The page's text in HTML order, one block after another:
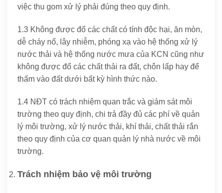
việc thu gom xử lý phải đúng theo quy định.
1.3 Không được đổ các chất có tính độc hại, ăn mòn,
dễ cháy nổ, lây nhiễm, phóng xạ vào hệ thống xử lý
nước thải và hệ thống nước mưa của KCN cũng như
không được đổ các chất thải ra đất, chôn lấp hay để
thấm vào đất dưới bất kỳ hình thức nào.
1.4 NĐT có trách nhiệm quan trắc và giám sát môi
trường theo quy định, chi trả đầy đủ các phí về quản
lý môi trường, xử lý nước thải, khí thải, chất thải rắn
theo quy định của cơ quan quản lý nhà nước về môi
trường.
Trách nhiệm bảo vệ môi trường